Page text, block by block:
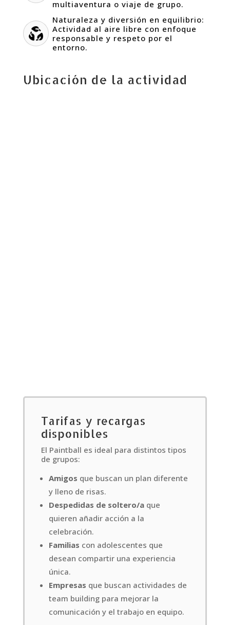
multiaventura o viaje de grupo.
Naturaleza y diversión en equilibrio:
Actividad al aire libre con enfoque
responsable y respeto por el
entorno.
Ubicación de la actividad
Tarifas y recargas
disponibles
El Paintball es ideal para distintos tipos
de grupos:
Amigos que buscan un plan diferente
y lleno de risas.
Despedidas de soltero/aque
quieren añadir acción a la
celebración.
Familias con adolescentes que
desean compartir una experiencia
única.
Empresas que buscan actividades de
team building para mejorar la
comunicación y el trabajo en equipo.